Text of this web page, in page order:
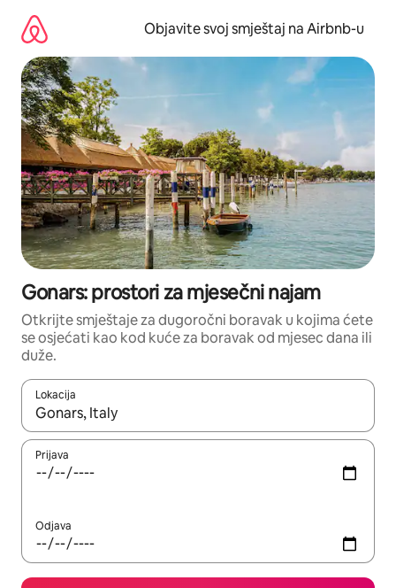
sadržaj
Objavite svoj smještaj na Airbnb-u
Gonars: prostori za mjesečni najam
Otkrijte smještaje za dugoročni boravak u kojima ćete
se osjećati kao kod kuće za boravak od mjesec dana ili
duže.
Lokacija
Kad su rezultati dostupni, možete da se krećete kroz njih
Prijava
Odjava